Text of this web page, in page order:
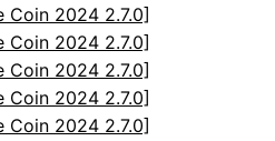
Coin 2024 2.7.0]
Coin 2024 2.7.0]
Coin 2024 2.7.0]
Coin 2024 2.7.0]
Coin 2024 2.7.0]